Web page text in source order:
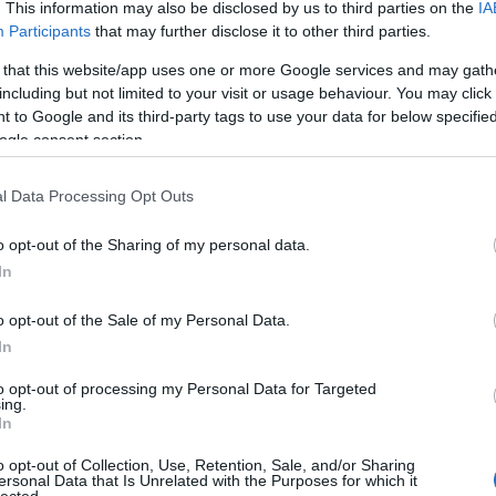
This information may also be disclosed by us to third parties on the
Participants that may further disclose it to other third parties.
that this website/app uses one or more Google services and may
but not limited to your visit or usage behaviour. You may
to Google and its third-party tags to use your data for below
consent section.
Data Processing Opt Outs
opt-out of the Sharing of my personal data.
opt-out of the Sale of my Personal Data.
opt-out of processing my Personal Data for Targeted
opt-out of Collection, Use, Retention, Sale, and/or Sharing
Data that Is Unrelated with the Purposes for which it
A
A